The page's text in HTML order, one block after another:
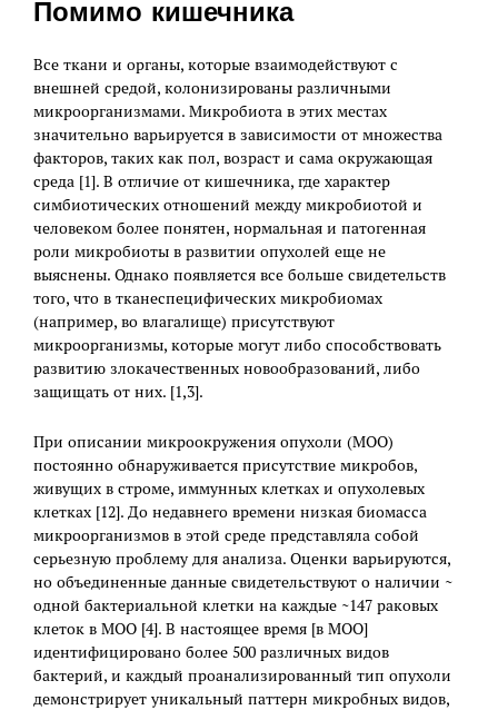
Помимо кишечника
Все ткани и органы, которые взаимодействуют с
внешней средой, колонизированы различными
микроорганизмами. Микробиота в этих местах
значительно варьируется в зависимости от множества
факторов, таких как пол, возраст и сама окружающая
среда [1]. В отличие от кишечника, где характер
симбиотических отношений между микробиотой и
человеком более понятен, нормальная и патогенная
роли микробиоты в развитии опухолей еще не
выяснены. Однако появляется все больше свидетельств
того, что в тканеспецифических микробиомах
(например, во влагалище) присутствуют
микроорганизмы, которые могут либо способствовать
развитию злокачественных новообразований, либо
защищать от них. [1,3].
При описании микроокружения опухоли (МОО)
постоянно обнаруживается присутствие микробов,
живущих в строме, иммунных клетках и опухолевых
клетках [12]. До недавнего времени низкая биомасса
микроорганизмов в этой среде представляла собой
серьезную проблему для анализа. Оценки варьируются,
но объединенные данные свидетельствуют о наличии ~
одной бактериальной клетки на каждые ~147 раковых
клеток в МОО [4]. В настоящее время [в МОО]
идентифицировано более 500 различных видов
бактерий, и каждый проанализированный тип опухоли
демонстрирует уникальный паттерн микробных видов,